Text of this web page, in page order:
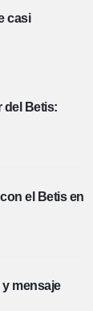
casi
del Betis:
el Betis en
mensaje